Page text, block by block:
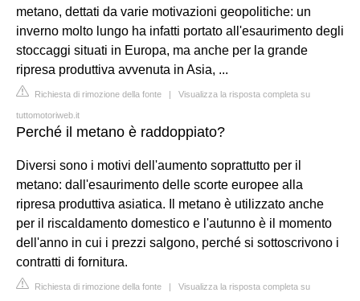
metano, dettati da varie motivazioni geopolitiche: un
inverno molto lungo ha infatti portato all'esaurimento degli
stoccaggi situati in Europa, ma anche per la grande
ripresa produttiva avvenuta in Asia, ...
Richiesta di rimozione della fonte | Visualizza la risposta completa su
tuttomotoriweb.it
Perché il metano è raddoppiato?
Diversi sono i motivi dell'aumento soprattutto per il
metano: dall'esaurimento delle scorte europee alla
ripresa produttiva asiatica. Il metano è utilizzato anche
per il riscaldamento domestico e l'autunno è il momento
dell'anno in cui i prezzi salgono, perché si sottoscrivono i
contratti di fornitura.
Richiesta di rimozione della fonte | Visualizza la risposta completa su